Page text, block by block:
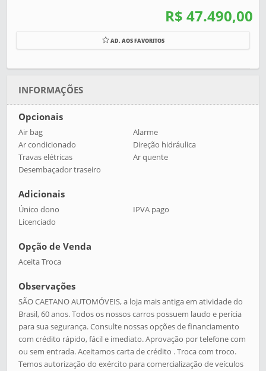
R$ 47.490,00
AD. AOS FAVORITOS
INFORMAÇÕES
Opcionais
Air bag
Alarme
Ar condicionado
Direção hidráulica
Travas elétricas
Ar quente
Desembaçador traseiro
Adicionais
Único dono
IPVA pago
Licenciado
Opção de Venda
Aceita Troca
Observações
SÃO CAETANO AUTOMÓVEIS, a loja mais antiga em atividade do
Brasil, 60 anos. Todos os nossos carros possuem laudo e perícia
para sua segurança. Consulte nossas opções de financiamento
com crédito rápido, fácil e imediato. Aprovação por telefone com
ou sem entrada. Aceitamos carta de crédito . Troca com troco.
Temos autorização do exército para comercialização de veículos